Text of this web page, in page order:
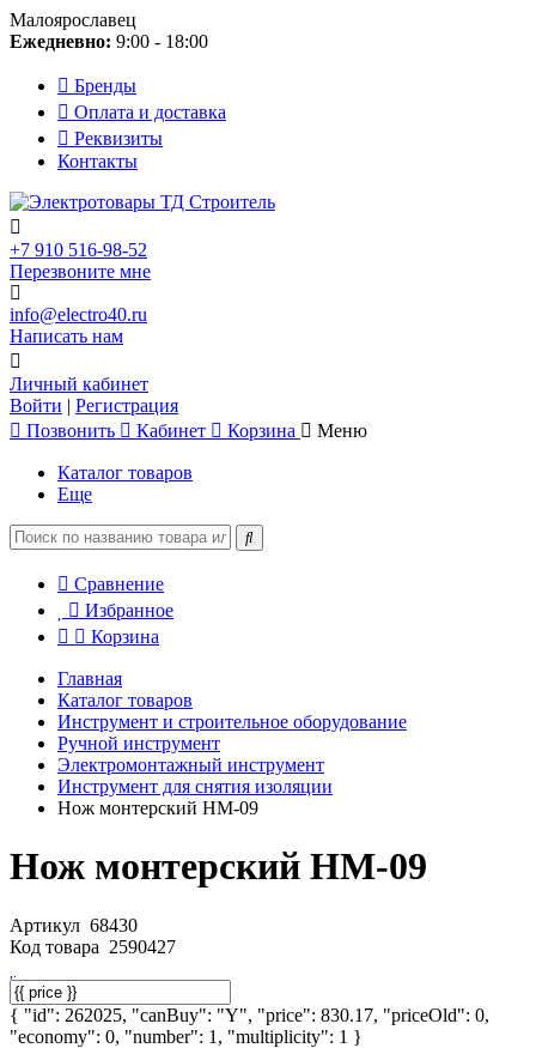
Малоярославец
Ежедневно: 9:00 - 18:00
Бренды
Оплата и доставка
Реквизиты
Контакты
+7 910 516-98-52
Перезвоните мне
info@electro40.ru
Написать нам
Личный кабинет
Войти | Регистрация
Позвонить
Кабинет Корзина Меню
Каталог товаров
Еще
Сравнение
Избранное
Корзина
Главная
Каталог товаров
Инструмент и строительное оборудование
Ручной инструмент
Электромонтажный инструмент
Инструмент для снятия изоляции
Нож монтерский НМ-09
Нож монтерский НМ-09
Артикул 68430
Код товара 2590427
{ "id": 262025, "canBuy": "Y", "price": 830.17, "priceOld": 0,
"economy": 0, "number": 1, "multiplicity": 1 }